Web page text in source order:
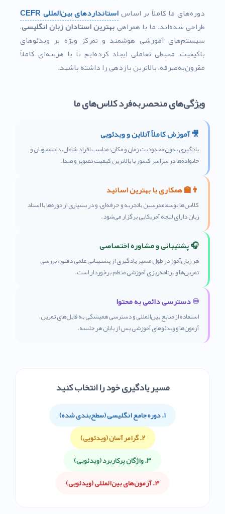
دوره‌های ما کاملاً بر اساساستانداردهای بین‌المللی CEFR
طراحی شده‌اند. ما با همراهیبهترین استادان زبان انگلیسی،
سیستم‌های آموزشی هوشمند و تمرکز ویژه بر ویدئوهای
باکیفیت، محیطی تعاملی ایجاد کرده‌ایم تا با هزینه‌ای کاملاً
مقرون‌به‌صرفه، بالاترین بازدهی را داشته باشید.
ویژگی‌های منحصربه‌فرد کلاس‌های ما
🎥 آموزش کاملاً آنلاین و ویدئویی
یادگیری بدون محدودیت زمان و مکان؛ مناسب افراد شاغل، دانشجویان و
خانواده‌ها در سراسر کشور با بالاترین کیفیت تصویر و صدا.
👨‍🏫 همکاری با بهترین اساتید
کلاس‌ها توسط مدرسین باتجربه و حرفه‌ای، و در بسیاری از دوره‌ها با استاد
زبان دارای لهجه آمریکایی برگزار می‌شود.
🎧 پشتیبانی و مشاوره اختصاصی
هر زبان‌آموز در طول مسیر یادگیری از پشتیبانی علمی دقیق، بررسی
تمرین‌ها و برنامه‌ریزی آموزشی منظم برخوردار است.
♾️ دسترسی دائمی به محتوا
استفاده از منابع بین‌المللی و دسترسی همیشگی به فایل‌های تمرین،
آزمون‌ها و ویدئوهای آموزشی پس از پایان هر جلسه.
مسیر یادگیری خود را انتخاب کنید
۱. دوره جامع انگلیسی (سطح‌بندی شده)
۲. گرامر آسان (ویدئویی)
۳. واژگان پرکاربرد (ویدئویی)
۴. آزمون‌های بین‌المللی (ویدئویی)